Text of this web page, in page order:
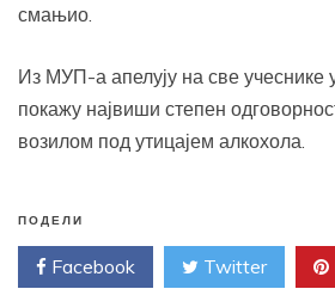
смањио.
Из МУП-а апелују на све учеснике
покажу највиши степен
возилом под утицајем алкохола.
ПОДЕЛИ
Facebook Twitter